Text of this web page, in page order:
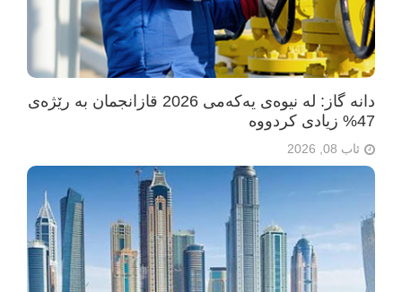
دانە گاز: لە نیوەی یەکەمی 2026 قازانجمان بە رێژەی
47% زیادی کردووە
ئاب 08, 2026